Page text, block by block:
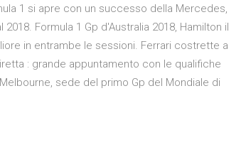
1 si apre con un successo della Mercedes,
Formula 1 Gp d'Australia 2018, Hamilton il
in entrambe le sessioni. Ferrari costrette a
: grande appuntamento con le qualifiche
sede del primo Gp del Mondiale di